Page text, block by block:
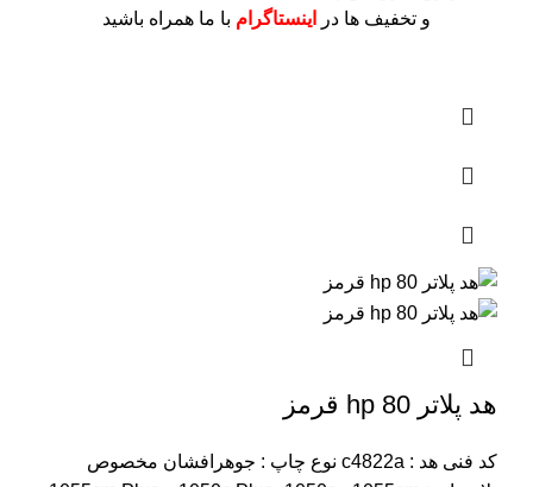
و تخفیف ها در
اینستاگرام با ما همراه باشید
هد پلاتر 80 hp قرمز
کد فنی هد : c4822a نوع چاپ : جوهرافشان مخصوص